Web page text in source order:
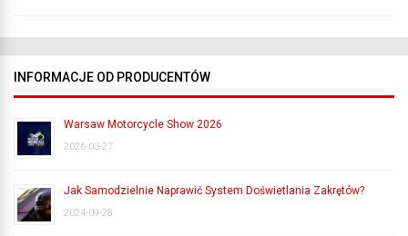
INFORMACJE OD PRODUCENTÓW
Warsaw Motorcycle Show 2026
2026-03-27
Jak Samodzielnie Naprawić System Doświetlania Zakrętów?
2024-09-28